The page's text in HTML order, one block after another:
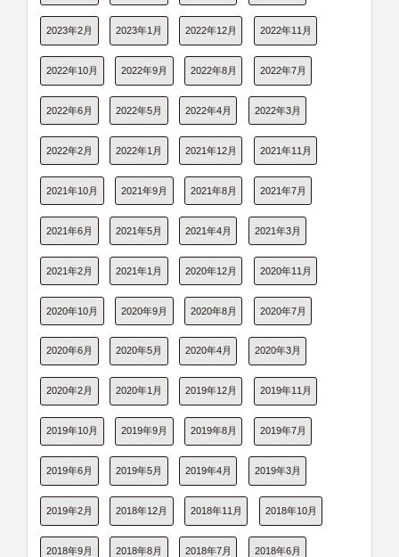
2023年2月 2023年1月 2022年12月 2022年11月
2022年10月 2022年9月 2022年8月 2022年7月
2022年6月 2022年5月 2022年4月 2022年3月
2022年2月 2022年1月 2021年12月 2021年11月
2021年10月 2021年9月 2021年8月 2021年7月
2021年6月 2021年5月 2021年4月 2021年3月
2021年2月 2021年1月 2020年12月 2020年11月
2020年10月 2020年9月 2020年8月 2020年7月
2020年6月 2020年5月 2020年4月 2020年3月
2020年2月 2020年1月 2019年12月 2019年11月
2019年10月 2019年9月 2019年8月 2019年7月
2019年6月 2019年5月 2019年4月 2019年3月
2019年2月 2018年12月 2018年11月 2018年10月
2018年9月 2018年8月 2018年7月 2018年6月